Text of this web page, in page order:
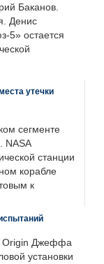
Баканов.
Денис
5» остается
утечки
сегменте
NASA
станции
корабле
к
Origin Джеффа
установки